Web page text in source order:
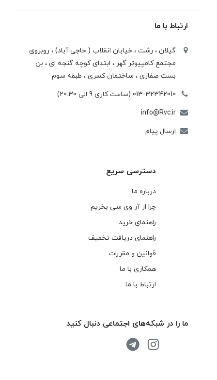
ارتباط با ما
گیلان ، رشت ، خيابان انقلاب ( حاجی آباد) ، روبروی
مجتمع كامپيوتر گهر ، ابتدای كوچه گنجه ای ، بن
بست صفاری ، ساختمان كسری ، طبقه سوم
013-32342010 (ساعت کاری 9 الی 20:30)
info@Rvc.ir
ارسال پیام
دسترسی سریع
درباره ما
چرا از آر وی سی بخریم
راهنمای خرید
راهنمای دریافت تخفیف
قوانین و مقررات
همکاری با ما
ارتباط با ما
ما را در شبکه‌های اجتماعی دنبال کنید